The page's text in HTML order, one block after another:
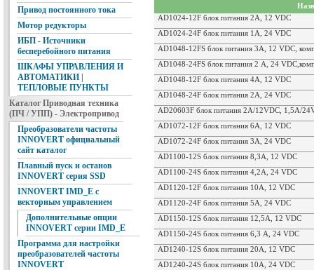
Привод постоянного тока
Мотор редукторы
ИБП - Источники
бесперебойного питания
ШКАФЫ УПРАВЛЕНИЯ И
АВТОМАТИКИ |
ТЕПЛОВЫЕ ПУНКТЫ
Каталог Приводная техника
(ПЧ / УПП) - Электропривод
Преобразователи частоты
INNOVERT официальный
сайт каталог
Плавный пуск и останов
INNOVERT серия SSD
INNOVERT IMD_E с
векторным управлением
Дополнительные опции
INNOVERT серии IMD_E
Программа для настройки
преобразователей частоты
INNOVERT
AD1024-12F блок питания 2А, 12 VDC
AD1024-24F блок питания 1А, 24 VDC
AD1048-12FS блок питания 3А, 12 VDC,
AD1048-24FS блок питания 2 А, 24
AD1048-12F блок питания 4А, 12 VDC
AD1048-24F блок питания 2А, 24 VDC
AD20603F блок питания 2A/12VDC, 1,5A/
AD1072-12F блок питания 6А, 12 VDC
AD1072-24F блок питания 3А, 24 VDC
AD1100-12S блок питания 8,3A, 12 VDC
AD1100-24S блок питания 4,2A, 24 VDC
AD1120-12F блок питания 10A, 12 VDC
AD1120-24F блок питания 5A, 24 VDC
AD1150-12S блок питания 12,5A, 12 VDC
AD1150-24S блок питания 6,3 А, 24 VDC
AD1240-12S блок питания 20A, 12 VDC
AD1240-24S блок питания 10А, 24 VDC